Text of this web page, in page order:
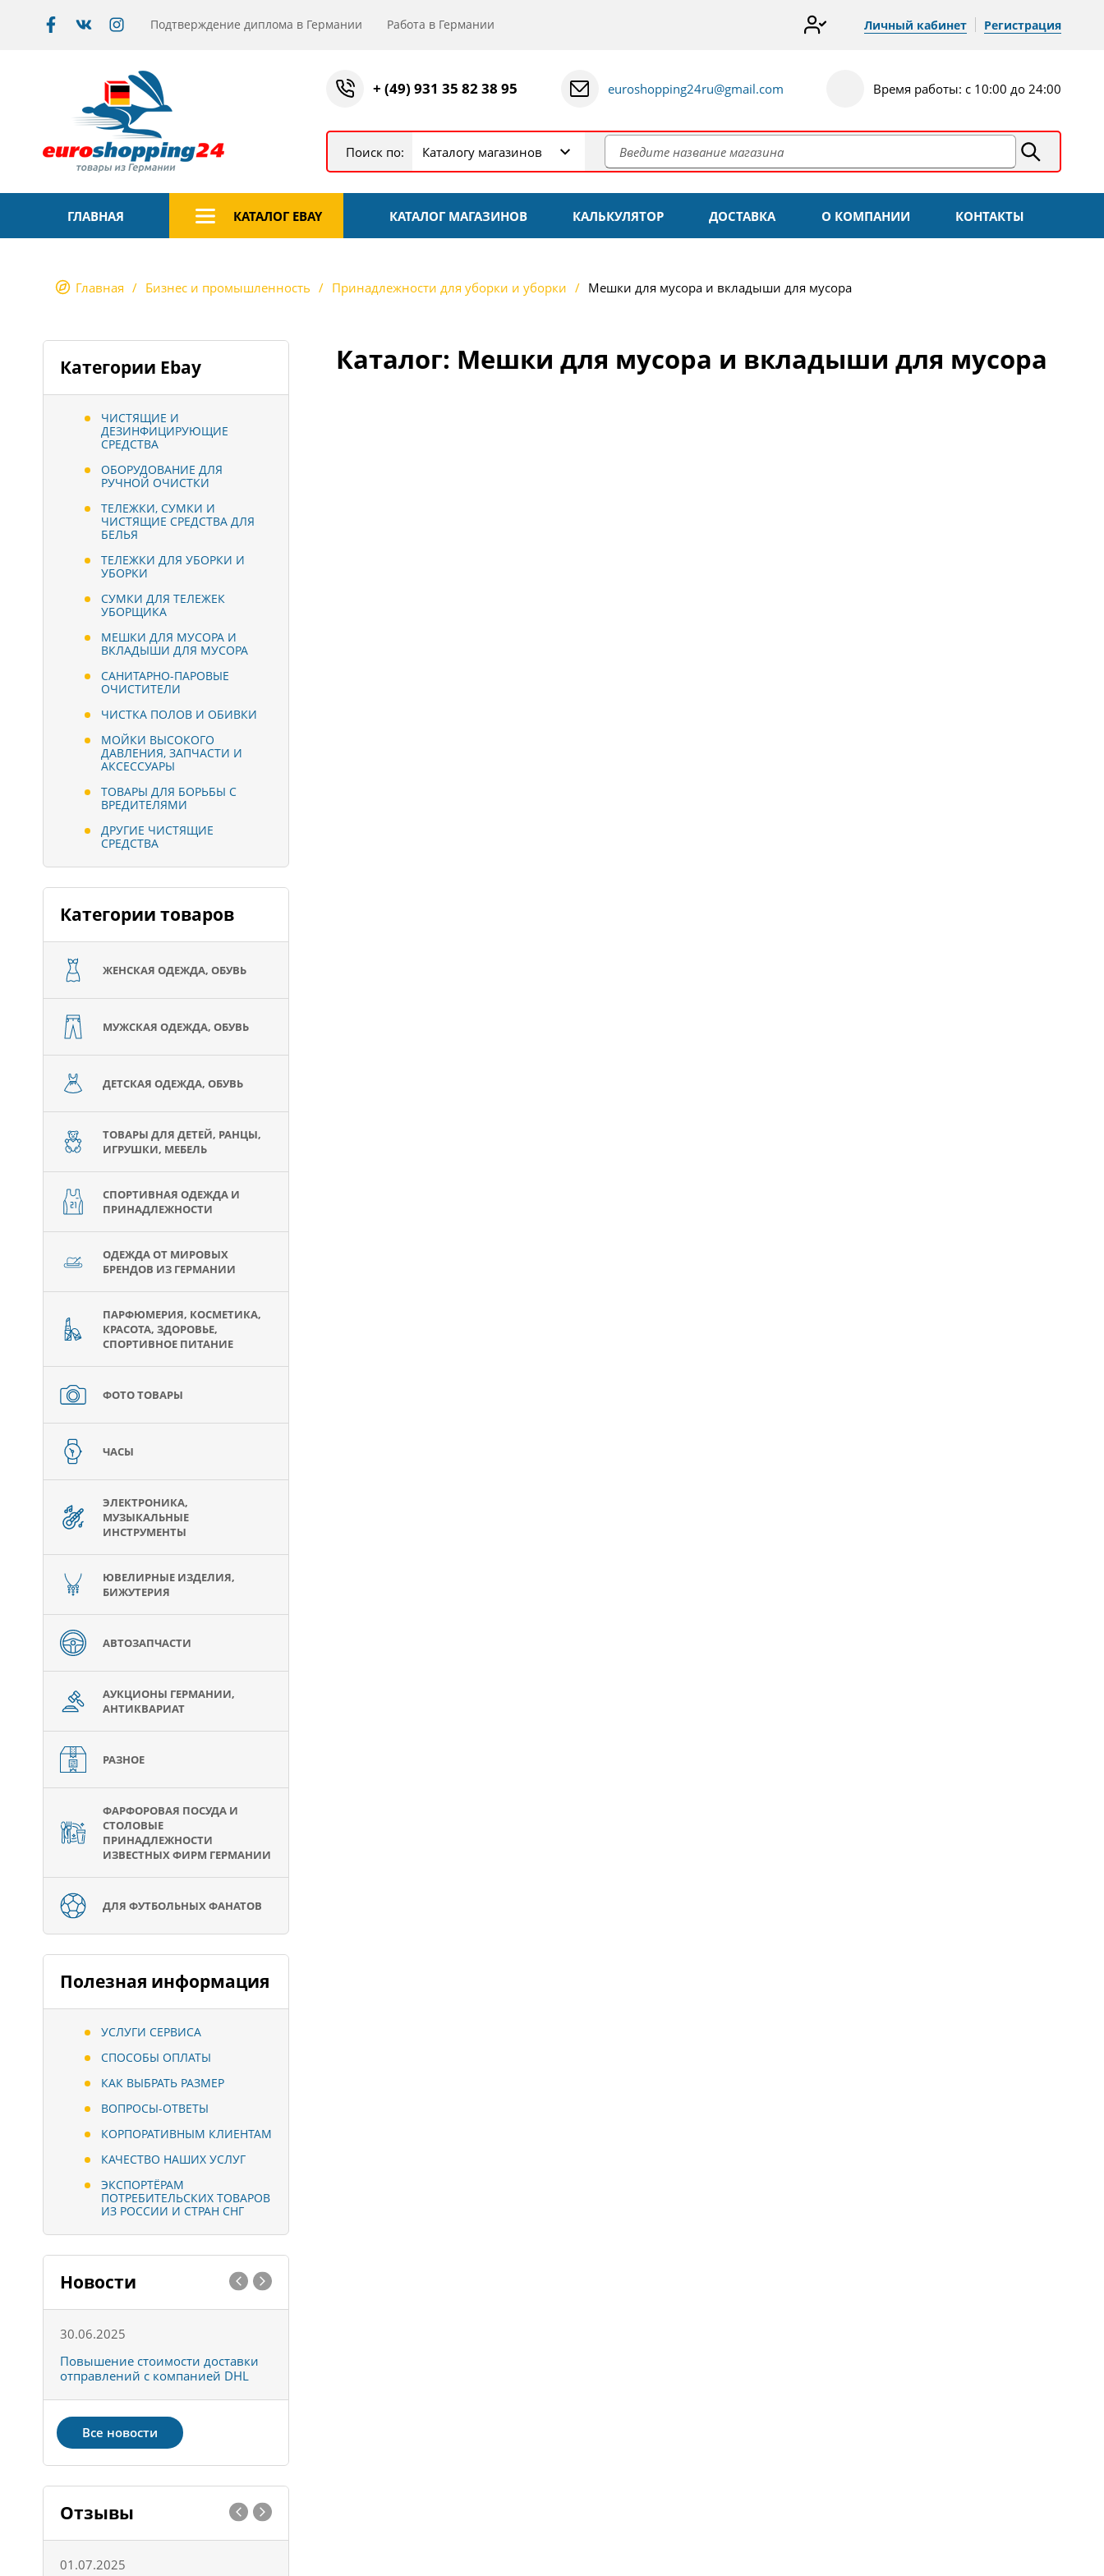
Подтверждение диплома в Германии Работа в Германии Личный кабинет Регистрация
+ (49) 931 35 82 38 95 euroshopping24ru@gmail.com Время работы: с 10:00 до 24:00
Поиск по: Каталогу магазинов
ГЛАВНАЯ КАТАЛОГ EBAY КАТАЛОГ МАГАЗИНОВ КАЛЬКУЛЯТОР ДОСТАВКА О КОМПАНИИ КОНТАКТЫ
Главная Бизнес и промышленность Принадлежности для уборки и уборки Мешки для мусора и вкладыши для мусора
Категории Ebay
ЧИСТЯЩИЕ И
ДЕЗИНФИЦИРУЮЩИЕ
СРЕДСТВА
ОБОРУДОВАНИЕ ДЛЯ
РУЧНОЙ ОЧИСТКИ
ТЕЛЕЖКИ, СУМКИ И
ЧИСТЯЩИЕ СРЕДСТВА ДЛЯ
БЕЛЬЯ
ТЕЛЕЖКИ ДЛЯ УБОРКИ И
УБОРКИ
СУМКИ ДЛЯ ТЕЛЕЖЕК
УБОРЩИКА
МЕШКИ ДЛЯ МУСОРА И
ВКЛАДЫШИ ДЛЯ МУСОРА
САНИТАРНО-ПАРОВЫЕ
ОЧИСТИТЕЛИ
ЧИСТКА ПОЛОВ И ОБИВКИ
МОЙКИ ВЫСОКОГО
ДАВЛЕНИЯ, ЗАПЧАСТИ И
АКСЕССУАРЫ
ТОВАРЫ ДЛЯ БОРЬБЫ С
ВРЕДИТЕЛЯМИ
ДРУГИЕ ЧИСТЯЩИЕ
СРЕДСТВА
Категории товаров
ЖЕНСКАЯ ОДЕЖДА, ОБУВЬ
МУЖСКАЯ ОДЕЖДА, ОБУВЬ
ДЕТСКАЯ ОДЕЖДА, ОБУВЬ
ТОВАРЫ ДЛЯ ДЕТЕЙ, РАНЦЫ,
ИГРУШКИ, МЕБЕЛЬ
СПОРТИВНАЯ ОДЕЖДА И
ПРИНАДЛЕЖНОСТИ
ОДЕЖДА ОТ МИРОВЫХ
БРЕНДОВ ИЗ ГЕРМАНИИ
ПАРФЮМЕРИЯ, КОСМЕТИКА,
КРАСОТА, ЗДОРОВЬЕ,
СПОРТИВНОЕ ПИТАНИЕ
ФОТО ТОВАРЫ
ЧАСЫ
ЭЛЕКТРОНИКА,
МУЗЫКАЛЬНЫЕ
ИНСТРУМЕНТЫ
ЮВЕЛИРНЫЕ ИЗДЕЛИЯ,
БИЖУТЕРИЯ
АВТОЗАПЧАСТИ
АУКЦИОНЫ ГЕРМАНИИ,
АНТИКВАРИАТ
РАЗНОЕ
ФАРФОРОВАЯ ПОСУДА И
СТОЛОВЫЕ
ПРИНАДЛЕЖНОСТИ
ИЗВЕСТНЫХ ФИРМ ГЕРМАНИИ
ДЛЯ ФУТБОЛЬНЫХ ФАНАТОВ
Полезная информация
УСЛУГИ СЕРВИСА
СПОСОБЫ ОПЛАТЫ
КАК ВЫБРАТЬ РАЗМЕР
ВОПРОСЫ-ОТВЕТЫ
КОРПОРАТИВНЫМ КЛИЕНТАМ
КАЧЕСТВО НАШИХ УСЛУГ
ЭКСПОРТЁРАМ
ПОТРЕБИТЕЛЬСКИХ ТОВАРОВ
ИЗ РОССИИ И СТРАН СНГ
Новости
30.06.2025
Повышение стоимости доставки
отправлений с компанией DHL
Все новости
Отзывы
01.07.2025
Каталог: Мешки для мусора и вкладыши для мусора